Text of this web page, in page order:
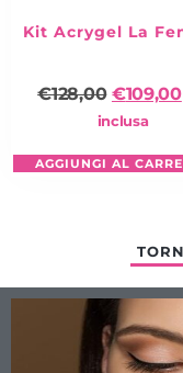
Kit Acrygel La
€128,00 €109,00
inclusa
AGGIUNGI AL